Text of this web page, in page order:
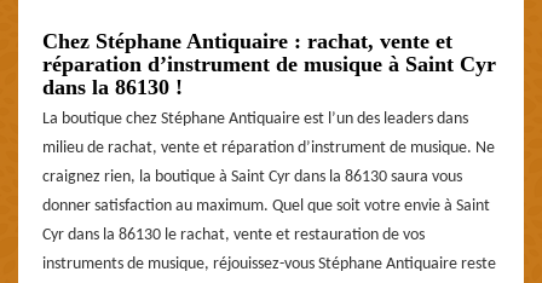
Chez Stéphane Antiquaire : rachat, vente et
réparation d’instrument de musique à Saint Cyr
dans la 86130 !
La boutique chez Stéphane Antiquaire est l’un des leaders dans
milieu de rachat, vente et réparation d’instrument de musique. Ne
craignez rien, la boutique à Saint Cyr dans la 86130 saura vous
donner satisfaction au maximum. Quel que soit votre envie à Saint
Cyr dans la 86130 le rachat, vente et restauration de vos
instruments de musique, réjouissez-vous Stéphane Antiquaire reste